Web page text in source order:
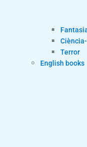
Terror
English books